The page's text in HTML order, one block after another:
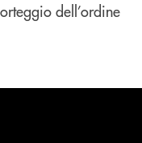
dell’ordine